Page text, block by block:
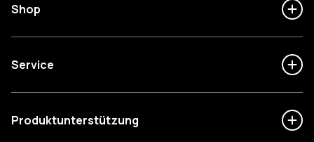
Shop
Service
Produktunterstützung